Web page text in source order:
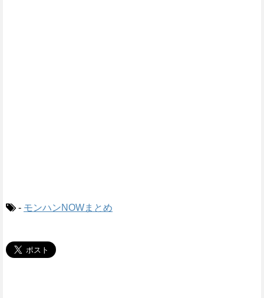
- モンハンNOWまとめ